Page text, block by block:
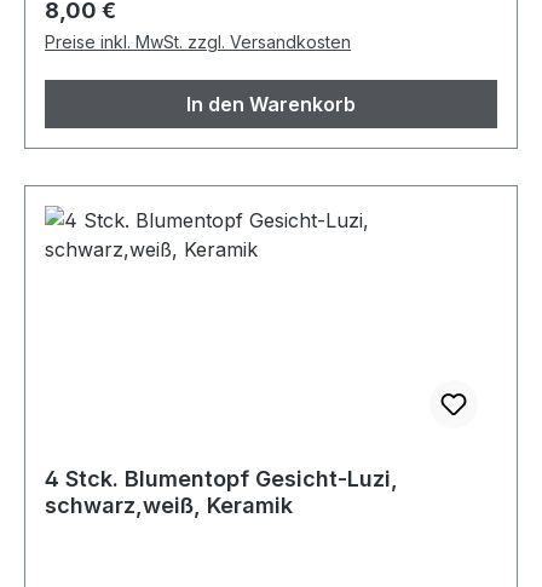
Regulärer Preis:
8,00 €
Preise inkl. MwSt. zzgl. Versandkosten
In den Warenkorb
4 Stck. Blumentopf Gesicht-Luzi,
schwarz,weiß, Keramik